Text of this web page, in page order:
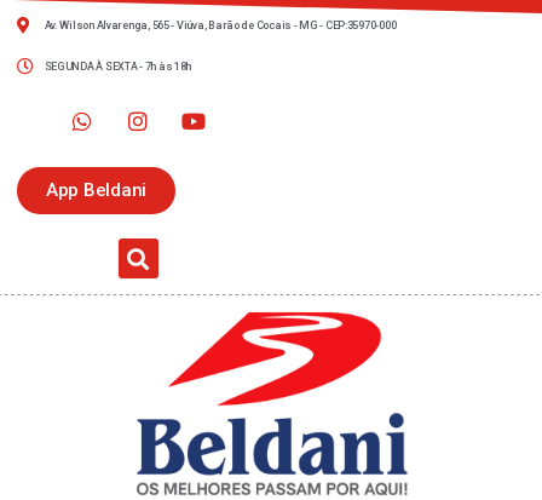
Av. Wilson Alvarenga, 565 - Viúva, Barão de Cocais - MG - CEP:35970-000
SEGUNDA À SEXTA - 7h às 18h
App Beldani